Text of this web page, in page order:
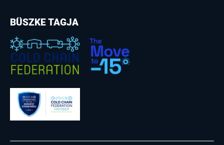
BÜSZKE TAGJA